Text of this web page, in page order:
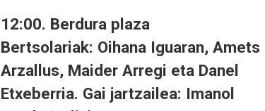
12:00. Berdura plaza
Bertsolariak: Oihana Iguaran, Amets
Arzallus, Maider Arregi eta Danel
Etxeberria. Gai jartzailea: Imanol